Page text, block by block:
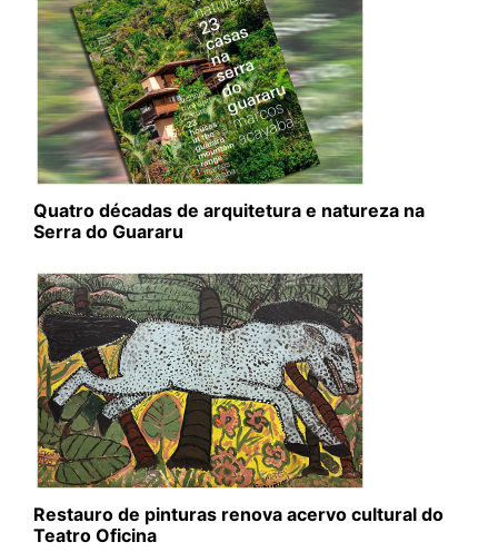
Quatro décadas de arquitetura e natureza na
Serra do Guararu
Restauro de pinturas renova acervo cultural do
Teatro Oficina